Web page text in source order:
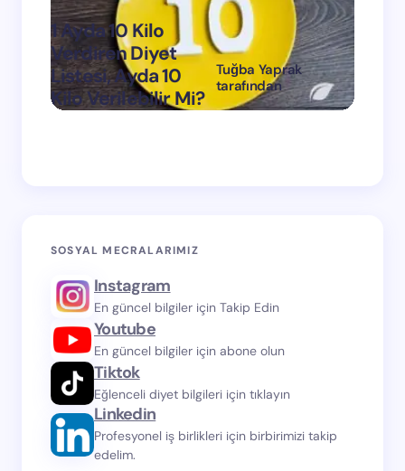
1 Ayda 10 Kilo
Verdiren Diyet
Listesi, Ayda 10
Kilo Verilebilir Mi?
Tuğba Yaprak
tarafından
on Mart 11, 2024
SOSYAL MECRALARIMIZ
Instagram
En güncel bilgiler için Takip Edin
Youtube
En güncel bilgiler için abone olun
Tiktok
Eğlenceli diyet bilgileri için tıklayın
Linkedin
Profesyonel iş birlikleri için birbirimizi takip
edelim.